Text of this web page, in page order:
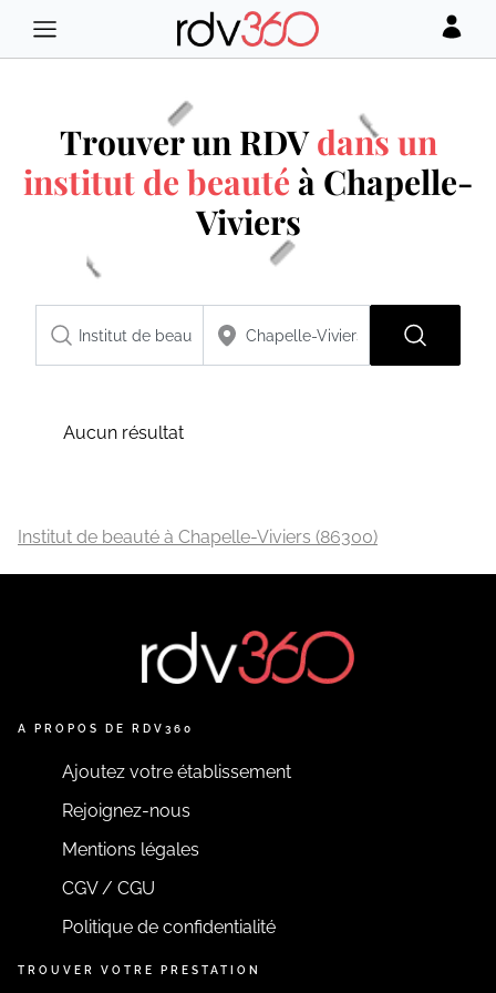
Trouver un RDVdans un
institut de beauté à Chapelle-
Viviers
Aucun résultat
Institut de beauté à Chapelle-Viviers (86300)
A PROPOS DE RDV360
Ajoutez votre établissement
Rejoignez-nous
Mentions légales
CGV / CGU
Politique de confidentialité
TROUVER VOTRE PRESTATION